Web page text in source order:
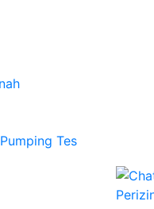
Tes